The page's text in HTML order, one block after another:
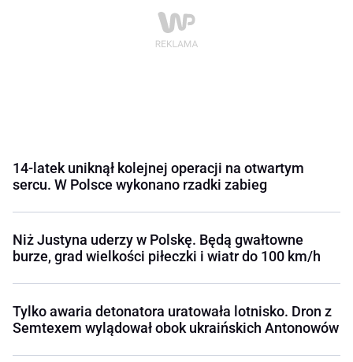
14-latek uniknął kolejnej operacji na otwartym
sercu. W Polsce wykonano rzadki zabieg
Niż Justyna uderzy w Polskę. Będą gwałtowne
burze, grad wielkości piłeczki i wiatr do 100 km/h
Tylko awaria detonatora uratowała lotnisko. Dron z
Semtexem wylądował obok ukraińskich Antonowów